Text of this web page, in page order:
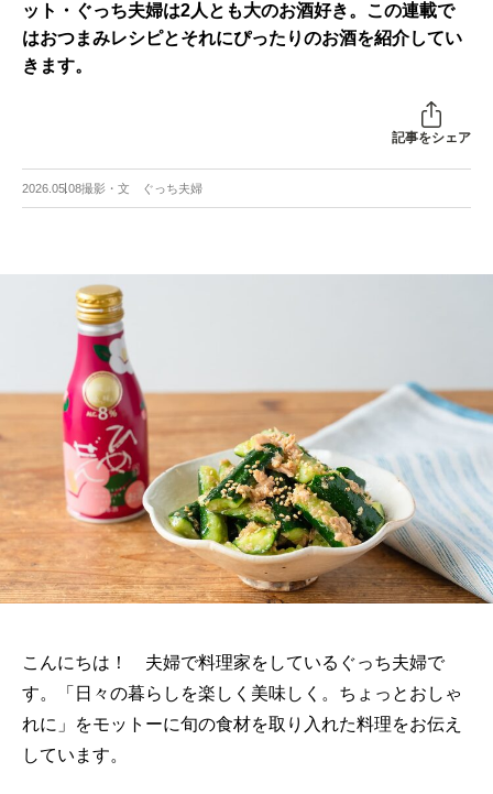
ット・ぐっち夫婦は2人とも大のお酒好き。この連載で
はおつまみレシピとそれにぴったりのお酒を紹介してい
きます。
記事をシェア
2026.05.08撮影・文 ぐっち夫婦
こんにちは！ 夫婦で料理家をしているぐっち夫婦で
す。「日々の暮らしを楽しく美味しく。ちょっとおしゃ
れに」をモットーに旬の食材を取り入れた料理をお伝え
しています。